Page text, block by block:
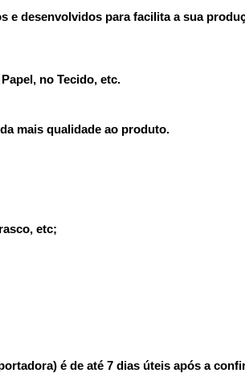
e desenvolvidos para facilita a sua
no Tecido, etc.
mais qualidade ao produto.
etc;
é de até 7 dias úteis após a